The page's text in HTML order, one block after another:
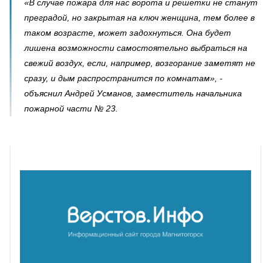
«В случае пожара для нас ворота и решетки не станут
преградой, но закрытая на ключ женщина, тем более в
таком возрасте, может задохнуться. Она будет
лишена возможности самостоятельно выбраться на
свежий воздух, если, например, возгорание заметят не
сразу, и дым распространится по комнатам», -
объяснил Андрей Усманов, заместитель начальника
пожарной части № 23.